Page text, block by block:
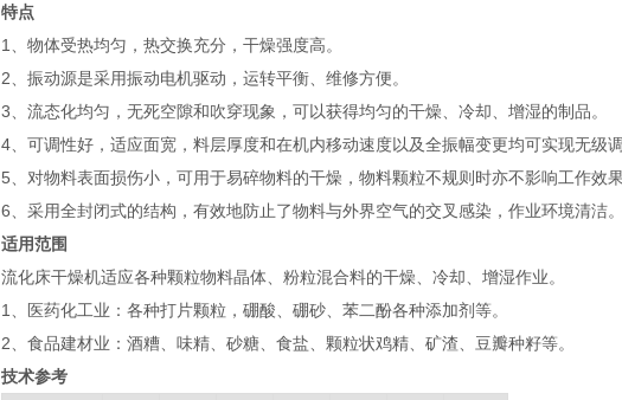
特点
1、物体受热均匀，热交换充分，干燥强度高。
2、振动源是采用振动电机驱动，运转平衡、维修方便。
3、流态化均匀，无死空隙和吹穿现象，可以获得均匀的干燥、冷却、增湿的制品。
4、可调性好，适应面宽，料层厚度和在机内移动速度以及全振幅变更均可实现无级调
5、对物料表面损伤小，可用于易碎物料的干燥，物料颗粒不规则时亦不影响工作效果
6、采用全封闭式的结构，有效地防止了物料与外界空气的交叉感染，作业环境清洁。
适用范围
流化床干燥机适应各种颗粒物料晶体、粉粒混合料的干燥、冷却、增湿作业。
1、医药化工业：各种打片颗粒，硼酸、硼砂、苯二酚各种添加剂等。
2、食品建材业：酒糟、味精、砂糖、食盐、颗粒状鸡精、矿渣、豆瓣种籽等。
技术参考